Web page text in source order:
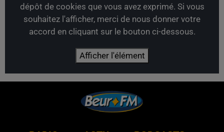
dépôt de cookies que vous avez exprimé. Si vous
souhaitez l'afficher, merci de nous donner votre
accord en cliquant sur le bouton ci-dessous.
Afficher l'élément